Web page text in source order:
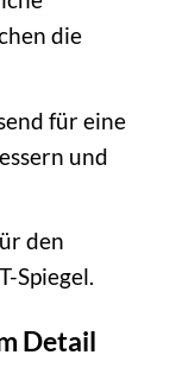
die
für eine
und
den
Spiegel.
Detail